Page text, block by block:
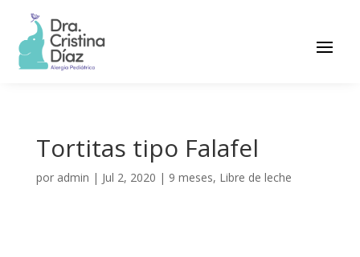
Tortitas tipo Falafel
por admin | Jul 2, 2020 | 9 meses, Libre de leche